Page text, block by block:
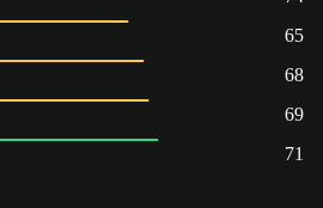
65
68
69
71